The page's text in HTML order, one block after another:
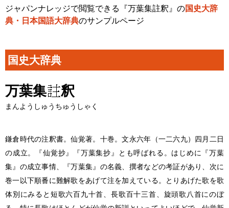
ジャパンナレッジで閲覧できる『万葉集註釈』の国史大辞
典・日本国語大辞典のサンプルページ
国史大辞典
万葉集 釈
まんようしゅうちゅうしゃく
鎌倉時代の注釈書。仙覚著。十巻。文永六年（一二六九）四月二日
の成立。『仙覚抄』『万葉集抄』とも呼ばれる。はじめに『万葉
集』の成立事情、『万葉集』の名義、撰者などの考証があり、次に
巻一以下順番に難解歌をあげて注を加えている。とりあげた歌を歌
体別にみると短歌六百九十首、長歌百十三首、旋頭歌八首にのぼ